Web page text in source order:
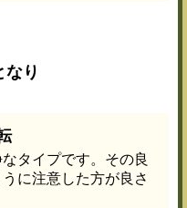
り
タイプです。その良
に注意した方が良さ